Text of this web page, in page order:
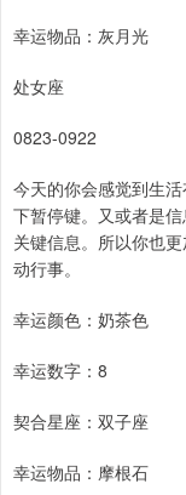
幸运物品：灰月光
处女座
0823-0922
今天的你会感觉到生
下暂停键。又或者是
关键信息。所以你也
动行事。
幸运颜色：奶茶色
幸运数字：8
契合星座：双子座
幸运物品：摩根石